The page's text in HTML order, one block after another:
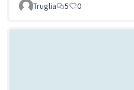
Truglia
5 0